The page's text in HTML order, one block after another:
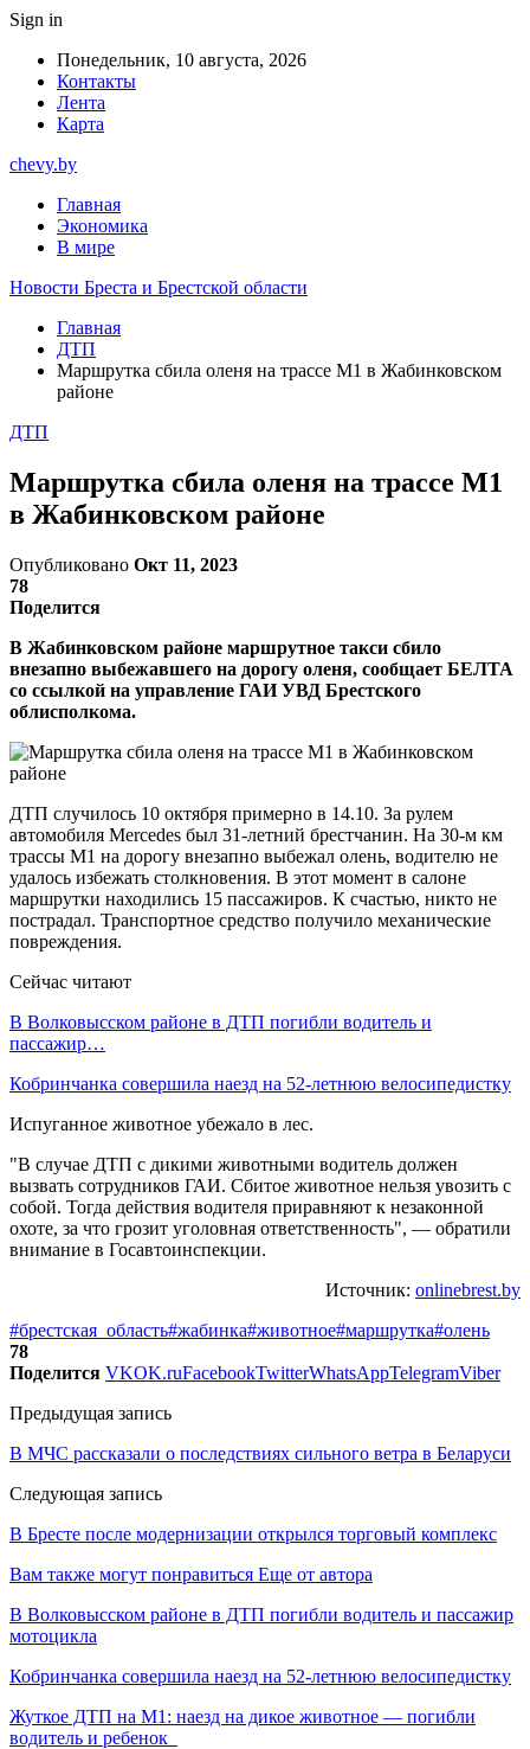
Sign in
Понедельник, 10 августа, 2026
Контакты
Лента
Карта
chevy.by
Главная
Экономика
В мире
Новости Бреста и Брестской области
Главная
ДТП
Маршрутка сбила оленя на трассе М1 в Жабинковском
районе
ДТП
Маршрутка сбила оленя на трассе М1
в Жабинковском районе
Опубликовано Окт 11, 2023
78
Поделится
В Жабинковском районе маршрутное такси сбило
внезапно выбежавшего на дорогу оленя, сообщает БЕЛТА
со ссылкой на управление ГАИ УВД Брестского
облисполкома.
ДТП случилось 10 октября примерно в 14.10. За рулем
автомобиля Mercedes был 31-летний брестчанин. На 30-м км
трассы М1 на дорогу внезапно выбежал олень, водителю не
удалось избежать столкновения. В этот момент в салоне
маршрутки находились 15 пассажиров. К счастью, никто не
пострадал. Транспортное средство получило механические
повреждения.
Сейчас читают
В Волковысском районе в ДТП погибли водитель и
пассажир…
Кобринчанка совершила наезд на 52-летнюю велосипедистку
Испуганное животное убежало в лес.
"В случае ДТП с дикими животными водитель должен
вызвать сотрудников ГАИ. Сбитое животное нельзя увозить с
собой. Тогда действия водителя приравняют к незаконной
охоте, за что грозит уголовная ответственность", — обратили
внимание в Госавтоинспекции.
Источник: onlinebrest.by
#брестская_область#жабинка#животное#маршрутка#олень
78
Поделится VKOK.ruFacebookTwitterWhatsAppTelegramViber
Предыдущая запись
В МЧС рассказали о последствиях сильного ветра в Беларуси
Следующая запись
В Бресте после модернизации открылся торговый комплекс
Вам также могут понравиться Еще от автора
В Волковысском районе в ДТП погибли водитель и пассажир
мотоцикла
Кобринчанка совершила наезд на 52-летнюю велосипедистку
Жуткое ДТП на М1: наезд на дикое животное — погибли
водитель и ребенок